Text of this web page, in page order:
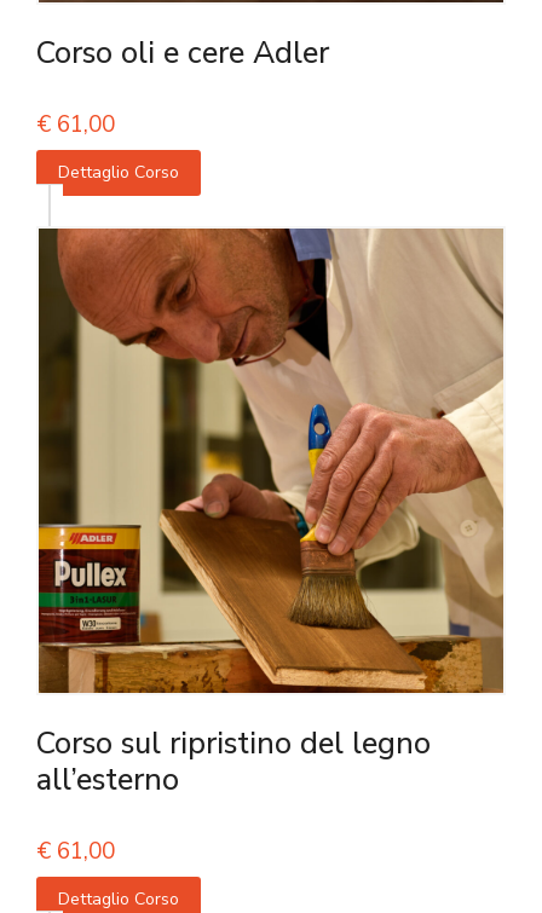
Corso oli e cere Adler
€ 61,00
Dettaglio Corso
Corso sul ripristino del legno
all’esterno
€ 61,00
Dettaglio Corso